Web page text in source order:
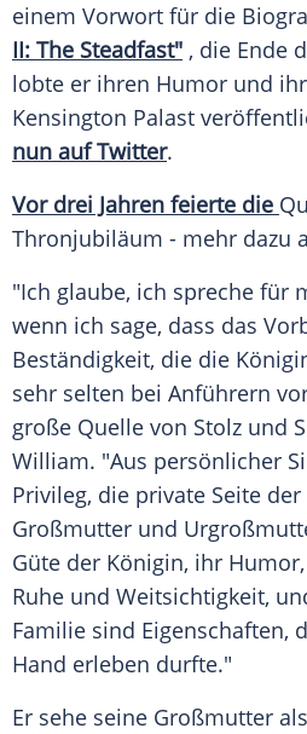
einem Vorwort für die
II: The Steadfast" , die Ende
lobte er ihren Humor und
Kensington Palast
nun auf Twitter.
Vor drei Jahren feierte die
Thronjubiläum - mehr dazu
"Ich glaube, ich spreche für
wenn ich sage, dass das
Beständigkeit, die die
sehr selten bei Anführern
große Quelle von Stolz und
William. "Aus persönlicher
Privileg, die private Seite
Großmutter und
Güte der Königin, ihr
Ruhe und Weitsichtigkeit,
Familie sind Eigenschaften,
Hand erleben durfte."
Er sehe seine Großmutter